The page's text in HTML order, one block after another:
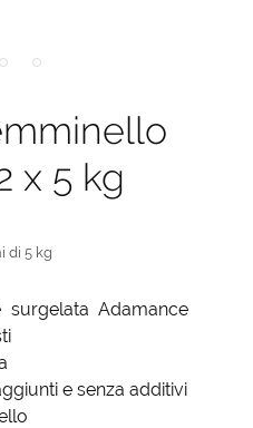
x 5 kg
di 5 kg
surgelata Adamance
e senza additivi